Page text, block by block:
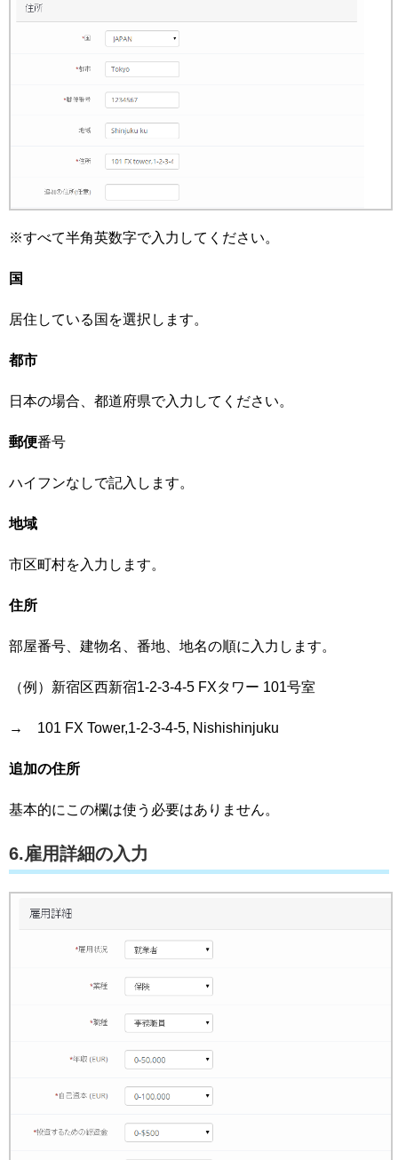
※すべて半角英数字で入力してください。
国
居住している国を選択します。
都市
日本の場合、都道府県で入力してください。
郵便番号
ハイフンなしで記入します。
地域
市区町村を入力します。
住所
部屋番号、建物名、番地、地名の順に入力します。
（例）新宿区西新宿1-2-3-4-5 FXタワー 101号室
→ 101 FX Tower,1-2-3-4-5, Nishishinjuku
追加の住所
基本的にこの欄は使う必要はありません。
6.雇用詳細の入力